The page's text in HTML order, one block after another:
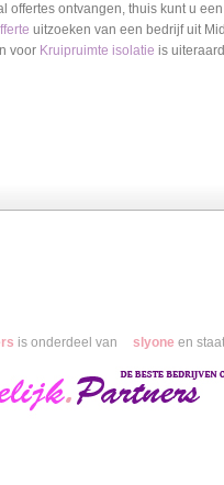
offertes ontvangen, thuis kunt u
uitzoeken van een bedrijf uit
voor Kruipruimte isolatie is
is onderdeel van slyone en